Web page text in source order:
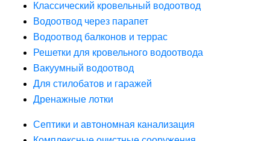
Классический кровельный водоотвод
Водоотвод через парапет
Водоотвод балконов и террас
Решетки для кровельного водоотвода
Вакуумный водоотвод
Для стилобатов и гаражей
Дренажные лотки
Септики и автономная канализация